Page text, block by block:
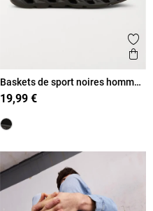
Baskets de sport noires homme
(40-45)
19,99 €